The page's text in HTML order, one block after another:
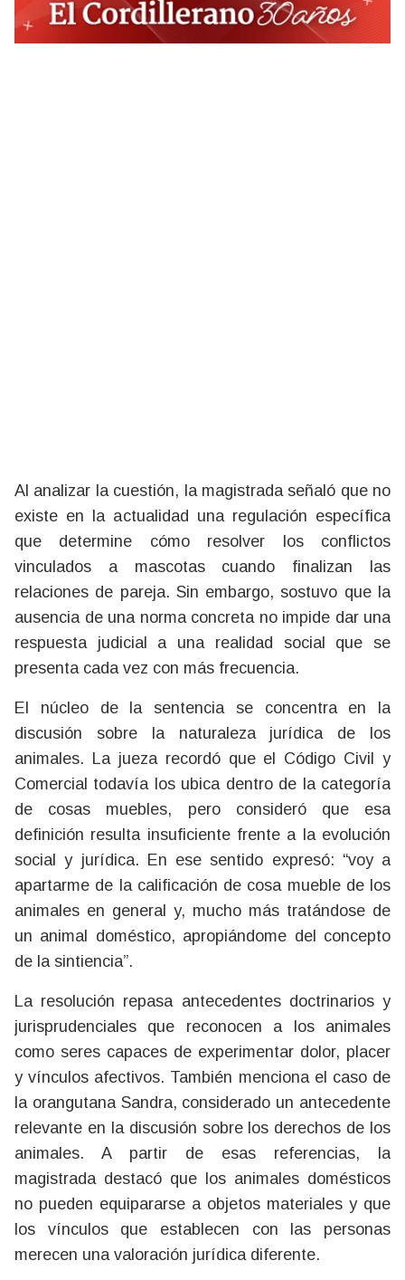
Al analizar la cuestión, la magistrada señaló que no
existe en la actualidad una regulación específica
que determine cómo resolver los conflictos
vinculados a mascotas cuando finalizan las
relaciones de pareja. Sin embargo, sostuvo que la
ausencia de una norma concreta no impide dar una
respuesta judicial a una realidad social que se
presenta cada vez con más frecuencia.
El núcleo de la sentencia se concentra en la
discusión sobre la naturaleza jurídica de los
animales. La jueza recordó que el Código Civil y
Comercial todavía los ubica dentro de la categoría
de cosas muebles, pero consideró que esa
definición resulta insuficiente frente a la evolución
social y jurídica. En ese sentido expresó: “voy a
apartarme de la calificación de cosa mueble de los
animales en general y, mucho más tratándose de
un animal doméstico, apropiándome del concepto
de la sintiencia”.
La resolución repasa antecedentes doctrinarios y
jurisprudenciales que reconocen a los animales
como seres capaces de experimentar dolor, placer
y vínculos afectivos. También menciona el caso de
la orangutana Sandra, considerado un antecedente
relevante en la discusión sobre los derechos de los
animales. A partir de esas referencias, la
magistrada destacó que los animales domésticos
no pueden equipararse a objetos materiales y que
los vínculos que establecen con las personas
merecen una valoración jurídica diferente.